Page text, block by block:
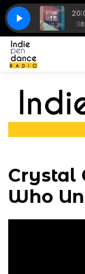
House Bit
(Original Mix)
Crystal
Who